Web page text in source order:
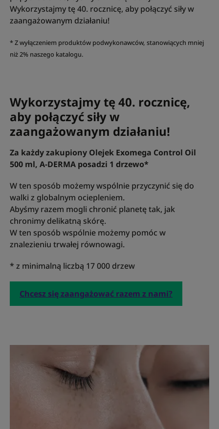
Wykorzystajmy tę 40. rocznicę, aby połączyć siły w
zaangażowanym działaniu!
* Z wyłączeniem produktów podwykonawców, stanowiących mniej
niż 2% naszego katalogu.
Wykorzystajmy tę 40. rocznicę,
aby połączyć siły w
zaangażowanym działaniu!
Za każdy zakupiony Olejek Exomega Control Oil
500 ml, A-DERMA posadzi 1 drzewo*
W ten sposób możemy wspólnie przyczynić się do
walki z globalnym ociepleniem.
Abyśmy razem mogli chronić planetę tak, jak
chronimy delikatną skórę.
W ten sposób wspólnie możemy pomóc w
znalezieniu trwałej równowagi.
* z minimalną liczbą 17 000 drzew
Chcesz się zaangażować razem z nami?